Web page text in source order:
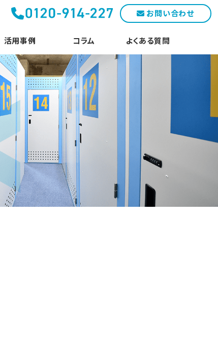
お問い合わせ
活用事例 コラム よくある質問